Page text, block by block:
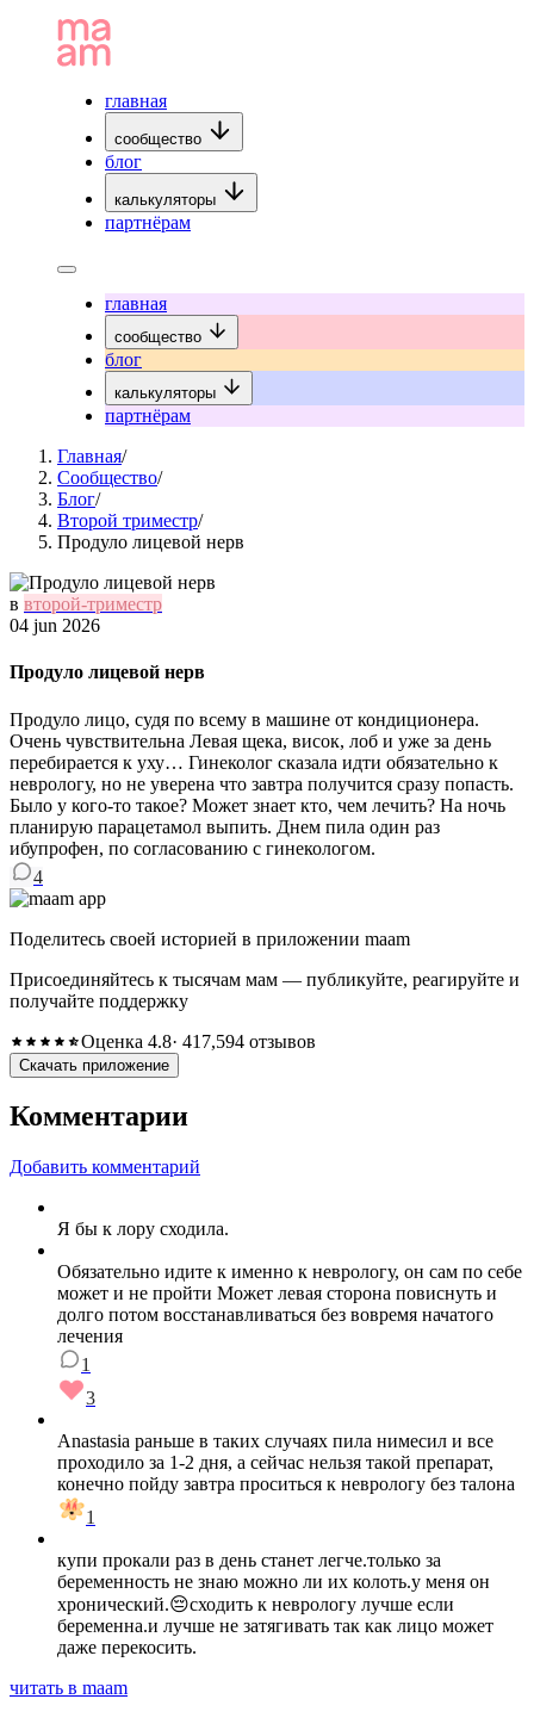
главная
сообщество
блог
калькуляторы
партнёрам
главная
сообщество
блог
калькуляторы
партнёрам
Главная/
Сообщество/
Блог/
Второй триместр/
Продуло лицевой нерв
в второй-триместр
04 jun 2026
Продуло лицевой нерв
Продуло лицо, судя по всему в машине от кондиционера.
Очень чувствительна Левая щека, висок, лоб и уже за день
перебирается к уху… Гинеколог сказала идти обязательно к
неврологу, но не уверена что завтра получится сразу попасть.
Было у кого-то такое? Может знает кто, чем лечить? На ночь
планирую парацетамол выпить. Днем пила один раз
ибупрофен, по согласованию с гинекологом.
4
Поделитесь своей историей в приложении maam
Присоединяйтесь к тысячам мам — публикуйте, реагируйте и
получайте поддержку
Оценка 4.8· 417,594 отзывов
Скачать приложение
Комментарии
Добавить комментарий
Я бы к лору сходила.
Обязательно идите к именно к неврологу, он сам по себе
может и не пройти Может левая сторона повиснуть и
долго потом восстанавливаться без вовремя начатого
лечения
1
3
Anastasia раньше в таких случаях пила нимесил и все
проходило за 1-2 дня, а сейчас нельзя такой препарат,
конечно пойду завтра проситься к неврологу без талона
1
купи прокали раз в день станет легче.только за
беременность не знаю можно ли их колоть.у меня он
хронический.😔сходить к неврологу лучше если
беременна.и лучше не затягивать так как лицо может
даже перекосить.
читать в maam